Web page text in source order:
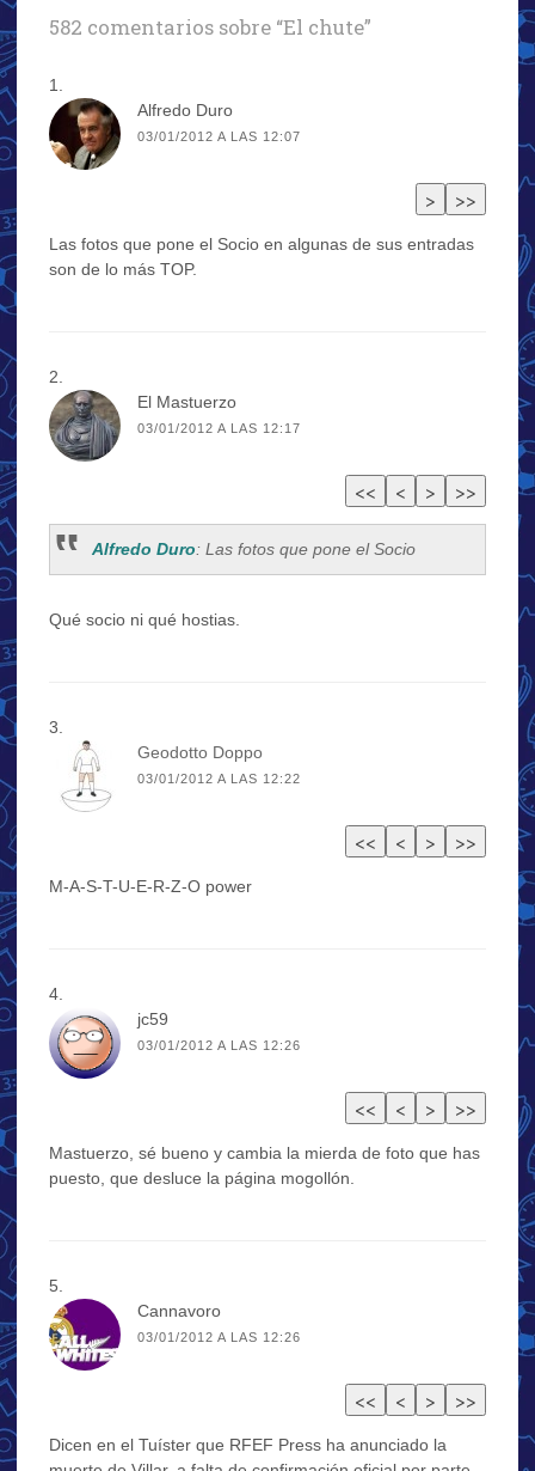
582 comentarios sobre “El chute”
Alfredo Duro
03/01/2012 A LAS 12:07
Las fotos que pone el Socio en algunas de sus entradas
son de lo más TOP.
El Mastuerzo
03/01/2012 A LAS 12:17
Alfredo Duro: Las fotos que pone el Socio
Qué socio ni qué hostias.
Geodotto Doppo
03/01/2012 A LAS 12:22
M-A-S-T-U-E-R-Z-O power
jc59
03/01/2012 A LAS 12:26
Mastuerzo, sé bueno y cambia la mierda de foto que has
puesto, que desluce la página mogollón.
Cannavoro
03/01/2012 A LAS 12:26
Dicen en el Tuíster que RFEF Press ha anunciado la